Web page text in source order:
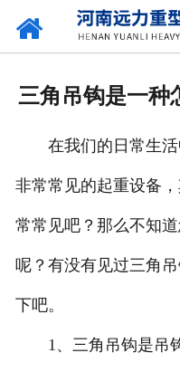
三角吊钩是一种
在我们的日常生活
非常常见的起重设备
常常见吧？那么不知
呢？有没有见过三角
下吧。
1、三角吊钩是吊钩